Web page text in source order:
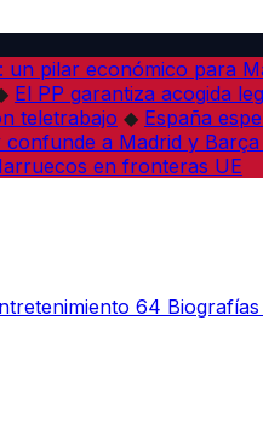
un pilar económico para
El PP garantiza acogida
teletrabajo ◆ España
confunde a Madrid y
en fronteras UE
64 Biografías